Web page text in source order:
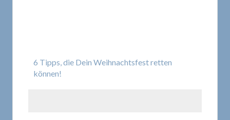
6 Tipps, die Dein Weihnachtsfest retten
können!